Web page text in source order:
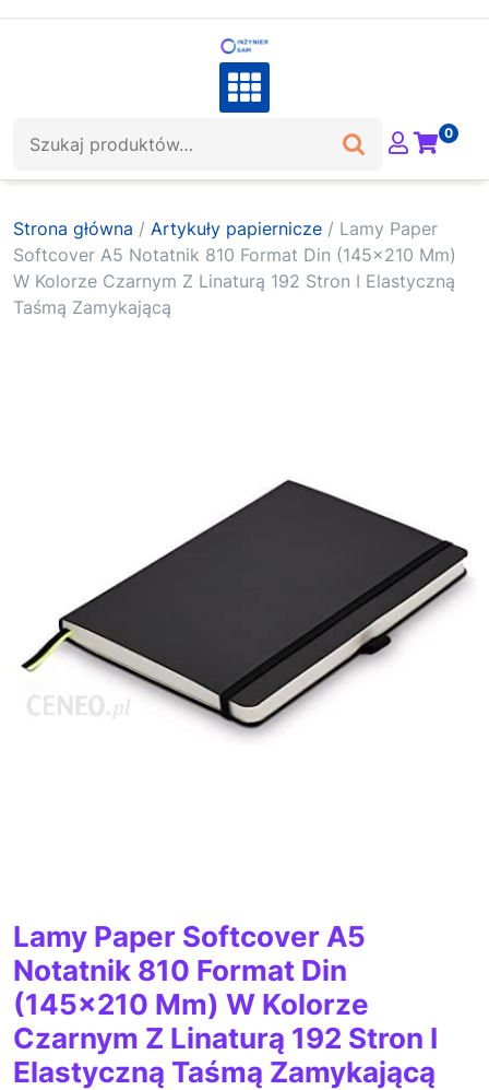
0
Strona główna / Artykuły papiernicze / Lamy Paper
Softcover A5 Notatnik 810 Format Din (145×210 Mm)
W Kolorze Czarnym Z Linaturą 192 Stron I Elastyczną
Taśmą Zamykającą
Lamy Paper Softcover A5
Notatnik 810 Format Din
(145×210 Mm) W Kolorze
Czarnym Z Linaturą 192 Stron I
Elastyczną Taśmą Zamykającą